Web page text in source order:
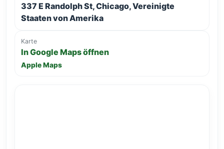
337 E Randolph St, Chicago, Vereinigte
Staaten von Amerika
Karte
In Google Maps öffnen
Apple Maps